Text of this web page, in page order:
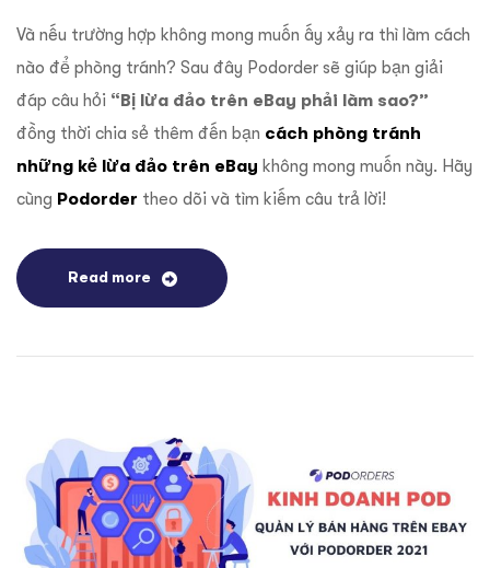
Và nếu trường hợp không mong muốn ấy xảy ra thì làm cách
nào để phòng tránh? Sau đây Podorder sẽ giúp bạn giải
đáp câu hỏi “Bị lừa đảo trên eBay phải làm sao?”
đồng thời chia sẻ thêm đến bạn cách phòng tránh
những kẻ lừa đảo trên eBay không mong muốn này. Hãy
cùng Podorder theo dõi và tìm kiếm câu trả lời!
Read more